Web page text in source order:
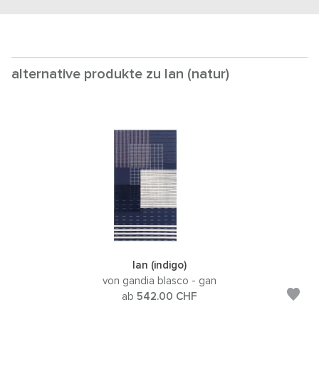
alternative produkte zu lan (natur)
lan (indigo)
von gandia blasco - gan
ab 542.00 CHF